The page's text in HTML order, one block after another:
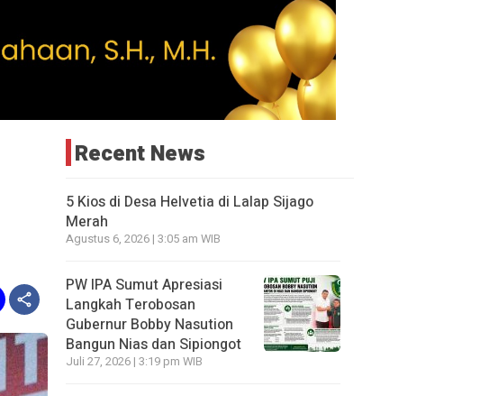
Recent News
5 Kios di Desa Helvetia di Lalap Sijago
Merah
Agustus 6, 2026 | 3:05 am WIB
PW IPA Sumut Apresiasi
Langkah Terobosan
Gubernur Bobby Nasution
Bangun Nias dan Sipiongot
Juli 27, 2026 | 3:19 pm WIB